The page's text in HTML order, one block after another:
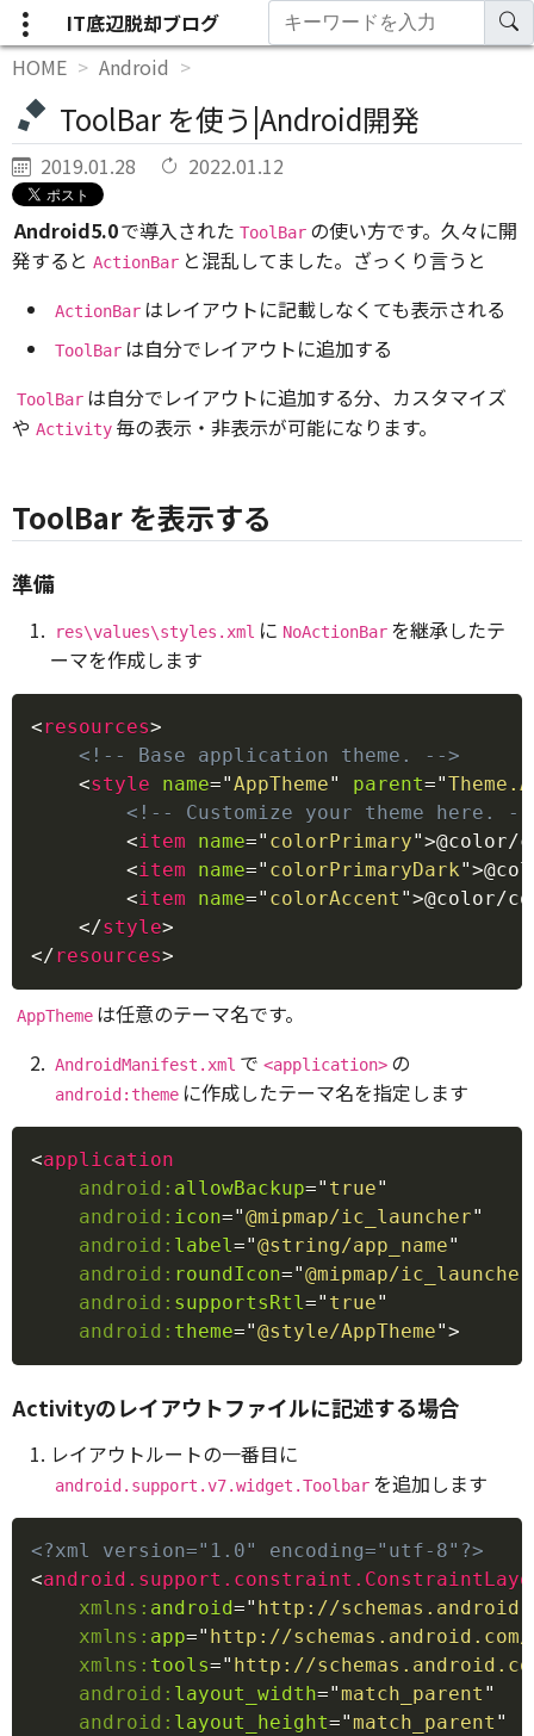
IT底辺脱却ブログ
HOME
Android
ToolBar を使う|Android開発
2019.01.28 2022.01.12
Android5.0で導入された ToolBar の使い方です。久々に開
発すると ActionBar と混乱してました。ざっくり言うと
ActionBar はレイアウトに記載しなくても表示される
ToolBar は自分でレイアウトに追加する
ToolBar は自分でレイアウトに追加する分、カスタマイズ
や Activity 毎の表示・非表示が可能になります。
ToolBar を表示する
準備
res\values\styles.xml に NoActionBar を継承したテ
ーマを作成します
<resources>
<!-- Base application theme. -->
<style name="AppTheme" parent="
<!-- Customize your theme here. --
<item name=" colorPrimary">@color/
<item name=" colorPrimaryDark">
<item name=" colorAccent ">@color/
</style>
</resources>
AppTheme は任意のテーマ名です。
AndroidManifest.xml で <application> の
android:theme に作成したテーマ名を指定します
<application
android: allowBackup=" true"
android: icon="@mipmap/ic_launcher"
android: label="@string/app_name"
android: roundIcon="@mipmap/
android: supportsRtl=" true"
android: theme="@style/AppTheme">
Activityのレイアウトファイルに記述する場合
レイアウトルートの一番目に
android.support.v7.widget.Toolbar を追加します
<?xml version="1.0" encoding="utf-8"?>
<
xmlns: android=" http://
xmlns: app=" http://
xmlns: tools=" http://
android: layout_width="match_parent "
android: layout_height="match_parent "